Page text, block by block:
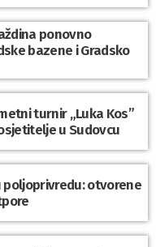
ponovno
bazene i Gradsko
turnir „Luka Kos”
u Sudovcu
poljoprivredu: otvorene